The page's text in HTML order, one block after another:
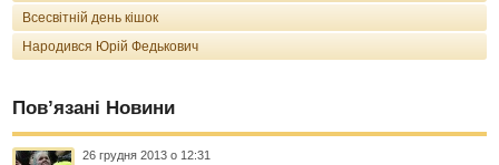
Всесвітній день кішок
Народився Юрій Федькович
Пов’язані Новини
26 грудня 2013 о 12:31